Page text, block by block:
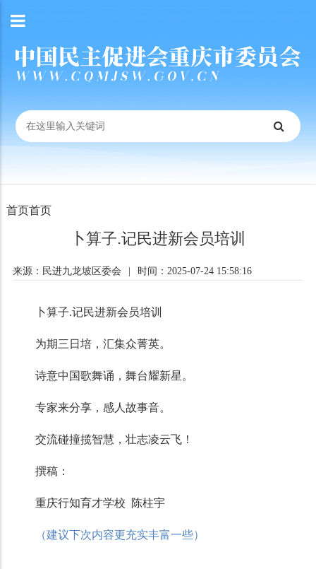
首页首页
卜算子.记民进新会员培训
来源：民进九龙坡区委会 时间：2025-07-24 15:58:16
卜算子.记民进新会员培训
为期三日培，汇集众菁英。
诗意中国歌舞诵，舞台耀新星。
专家来分享，感人故事音。
交流碰撞揽智慧，壮志凌云飞！
撰稿：
重庆行知育才学校 陈柱宇
（建议下次内容更充实丰富一些）